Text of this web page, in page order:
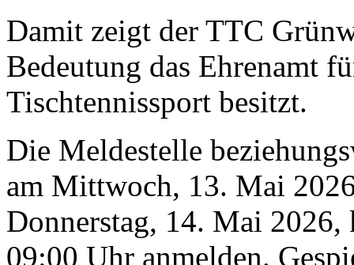
Damit zeigt der TTC
Bedeutung das Ehrenamt
Tischtennissport besitzt.
Die Meldestelle
am Mittwoch, 13. Mai
Donnerstag, 14. Mai 2026,
09:00 Uhr anmelden.